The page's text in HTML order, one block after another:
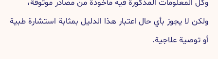
وكل المعلومات المذكورة فيه مأخوذة من مصادر موثوقة،
ولكن لا يجوز بأي حال اعتبار هذا الدليل بمثابة استشارة طبية
أو توصية علاجية.